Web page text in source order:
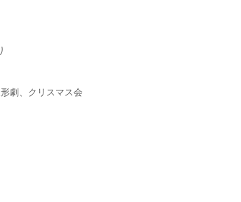
劇、クリスマス会